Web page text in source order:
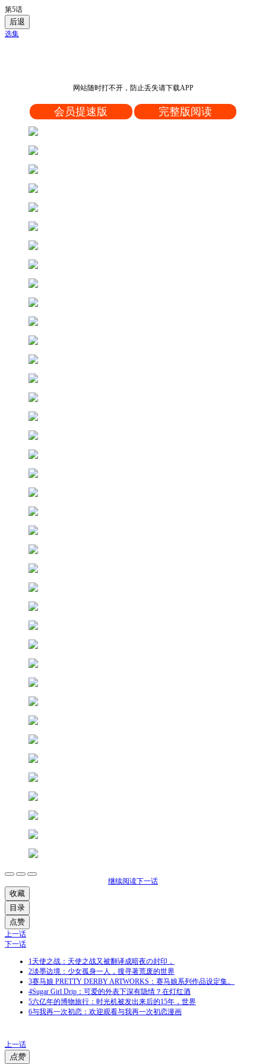
第5话
后退
选集
网站随时打不开，防止丢失请下载APP
会员提速版 完整版阅读
继续阅读下一话
收藏
目录
点赞
上一话
下一话
1天使之战：天使之战又被翻译成暗夜の封印，
2淡墨边境：少女孤身一人，搜寻著荒废的世界
3赛马娘 PRETTY DERBY ARTWORKS：赛马娘系列作品设定集。
4Sugar Girl Drip：可爱的外表下深有隐情？在灯红酒
5六亿年的博物旅行：时光机被发出来后的15年，世界
6与我再一次初恋：欢迎观看与我再一次初恋漫画
上一话
点赞